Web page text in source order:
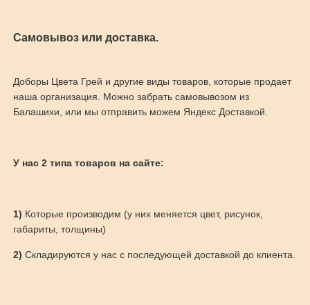
Самовывоз или доставка.
Доборы Цвета Грей и другие виды товаров, которые продает
наша организация. Можно забрать самовывозом из
Балашихи, или мы отправить можем Яндекс Доставкой.
У нас 2 типа товаров на сайте:
1) Которые производим (у них меняется цвет, рисунок,
габариты, толщины)
2) Складируются у нас с последующей доставкой до клиента.